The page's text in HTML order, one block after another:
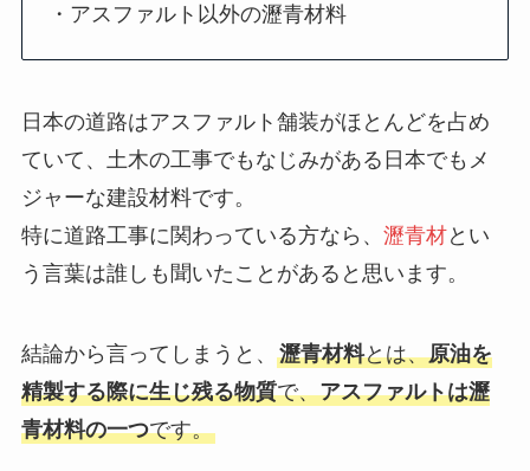
・アスファルト以外の瀝青材料
日本の道路はアスファルト舗装がほとんどを占め
ていて、土木の工事でもなじみがある日本でもメ
ジャーな建設材料です。
特に道路工事に関わっている方なら、 瀝青材とい
う言葉は誰しも聞いたことがあると思います。
結論から言ってしまうと、 瀝青材料とは、原油を
精製する際に生じ残る物質で、アスファルトは瀝
青材料の一つです。